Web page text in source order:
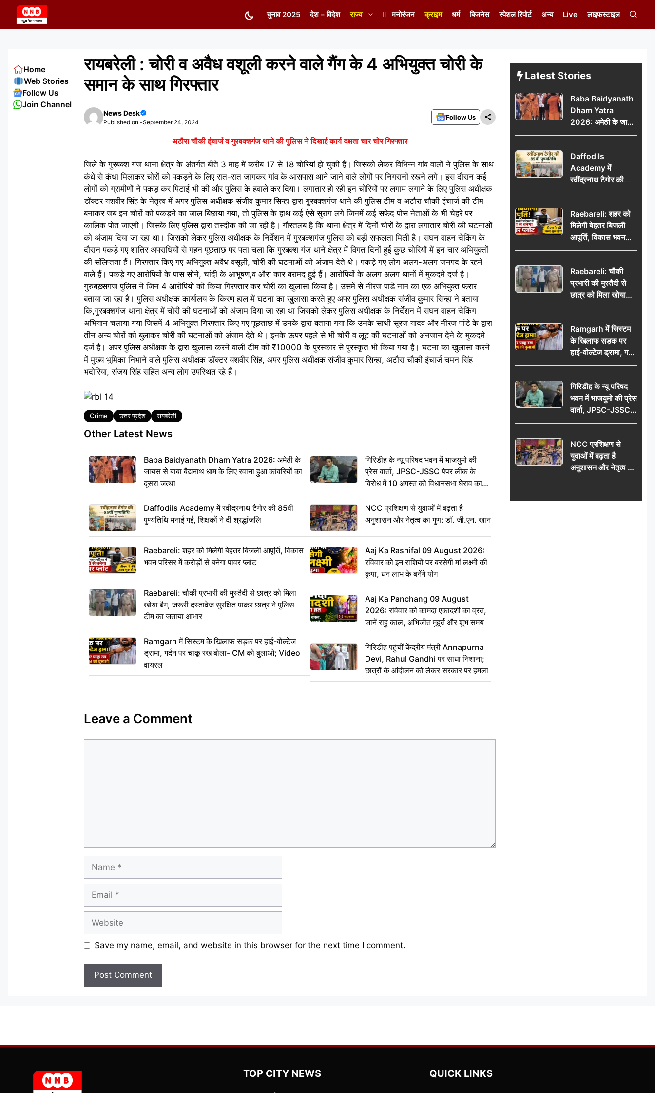
content
चुनाव 2025 देश – विदेश राज्य मनोरंजन क्राइम धर्म बिजनेस स्पेशल रिपोर्ट अन्य Live लाइफस्टाइल
रायबरेली : चोरी व अवैध वशूली करने वाले गैंग के 4 अभियुक्त चोरी के
समान के साथ गिरफ्तार
News Desk
Published on -September 24, 2024
Follow Us
अटौरा चौकी इंचार्ज व गुरबक्शगंज थाने की पुलिस ने दिखाई कार्य दक्षता चार चोर गिरफ्तार
जिले के गुरबक्श गंज थाना क्षेत्र के अंतर्गत बीते 3 माह में करीब 17 से 18 चोरियां हो चुकी हैं। जिसको लेकर विभिन्न गांव वालों ने पुलिस के साथ
कंधे से कंधा मिलाकर चोरों को पकड़ने के लिए रात-रात जागकर गांव के आसपास आने जाने वाले लोगों पर निगरानी रखने लगे। इस दौरान कई
लोगों को ग्रामीणों ने पकड़ कर पिटाई भी की और पुलिस के हवाले कर दिया। लगातार हो रही इन चोरियों पर लगाम लगाने के लिए पुलिस अधीक्षक
डॉक्टर यशवीर सिंह के नेतृत्व में अपर पुलिस अधीक्षक संजीव कुमार सिन्हा द्वारा गुरबक्शगंज थाने की पुलिस टीम व अटौरा चौकी इंचार्ज की टीम
बनाकर जब इन चोरों को पकड़ने का जाल बिछाया गया, तो पुलिस के हाथ कई ऐसे सुराग लगे जिनमें कई सफेद पोस नेताओं के भी चेहरे पर
कालिक पोत जाएगी। जिसके लिए पुलिस द्वारा तस्दीक की जा रही है। गौरतलब है कि थाना क्षेत्र में दिनों चोरों के द्वारा लगातार चोरी की घटनाओं
को अंजाम दिया जा रहा था। जिसको लेकर पुलिस अधीक्षक के निर्देशन में गुरबक्शगंज पुलिस को बड़ी सफलता मिली है। सघन वाहन चेकिंग के
दौरान पकड़े गए शातिर अपराधियों से गहन पूछताछ पर पता चला कि गुरबक्श गंज थाने क्षेत्र में विगत दिनों हुई कुछ चोरियों में इन चार अभियुक्तों
की संलिप्तता हैं। गिरफ्तार किए गए अभियुक्त अवैध वसूली, चोरी की घटनाओं को अंजाम देते थे। पकड़े गए लोग अलग-अलग जनपद के रहने
वाले हैं। पकड़े गए आरोपियों के पास सोने, चांदी के आभूषण,व औरा कार बरामद हुई हैं। आरोपियों के अलग अलग थानों में मुकदमे दर्ज है।
गुरुबख़्सगंज पुलिस ने जिन 4 आरोपियों को किया गिरफ्तार कर चोरी का खुलासा किया है। उसमें से नीरज पांडे नाम का एक अभियुक्त फरार
बताया जा रहा है। पुलिस अधीक्षक कार्यालय के किरण हाल में घटना का खुलासा करते हुए अपर पुलिस अधीक्षक संजीव कुमार सिन्हा ने बताया
कि,गुरबक्शगंज थाना क्षेत्र में चोरी की घटनाओं को अंजाम दिया जा रहा था जिसको लेकर पुलिस अधीक्षक के निर्देशन में सघन वाहन चेकिंग
अभियान चलाया गया जिसमें 4 अभियुक्त गिरफ्तार किए गए पूछताछ में उनके द्वारा बताया गया कि उनके साथी सूरज यादव और नीरज पांडे के द्वारा
तीन अन्य चोरों को बुलाकर चोरी की घटनाओं को अंजाम देते थे। इनके ऊपर पहले से भी चोरी व लूट की घटनाओं को अनजान देने के मुकदमे
दर्ज है। अपर पुलिस अधीक्षक के द्वारा खुलासा करने वाली टीम को ₹10000 के पुरस्कार से पुरस्कृत भी किया गया है। घटना का खुलासा करने
में मुख्य भूमिका निभाने वाले पुलिस अधीक्षक डॉक्टर यशवीर सिंह, अपर पुलिस अधीक्षक संजीव कुमार सिन्हा, अटौरा चौकी इंचार्ज चमन सिंह
भदोरिया, संजय सिंह सहित अन्य लोग उपस्थित रहे हैं।
Tags
Crime उत्तर प्रदेश रायबरेली
Other Latest News
Baba Baidyanath Dham Yatra 2026: अमेठी के
जायस से बाबा बैद्यनाथ धाम के लिए रवाना हुआ कांवरियों का
दूसरा जत्था
Daffodils Academy में रवींद्रनाथ टैगोर की 85वीं
पुण्यतिथि मनाई गई, शिक्षकों ने दी श्रद्धांजलि
Raebareli: शहर को मिलेगी बेहतर बिजली आपूर्ति, विकास
भवन परिसर में करोड़ों से बनेगा पावर प्लांट
Raebareli: चौकी प्रभारी की मुस्तैदी से छात्र को मिला
खोया बैग, जरूरी दस्तावेज सुरक्षित पाकर छात्र ने पुलिस
टीम का जताया आभार
Ramgarh में सिस्टम के खिलाफ सड़क पर हाई-वोल्टेज
ड्रामा, गर्दन पर चाकू रख बोला- CM को बुलाओ; Video
वायरल
गिरिडीह के न्यू परिषद भवन में भाजयुमो की
प्रेस वार्ता, JPSC-JSSC पेपर लीक के
विरोध में 10 अगस्त को विधानसभा घेराव का
ऐलान
NCC प्रशिक्षण से युवाओं में बढ़ता है
अनुशासन और नेतृत्व का गुण: डॉ. जी.एन. खान
Aaj Ka Rashifal 09 August 2026:
रविवार को इन राशियों पर बरसेगी मां लक्ष्मी की
कृपा, धन लाभ के बनेंगे योग
Aaj Ka Panchang 09 August
2026: रविवार को कामदा एकादशी का व्रत,
जानें राहु काल, अभिजीत मुहूर्त और शुभ समय
गिरिडीह पहुंचीं केंद्रीय मंत्री Annapurna
Devi, Rahul Gandhi पर साधा निशाना;
छात्रों के आंदोलन को लेकर सरकार पर हमला
Leave a Comment
Save my name, email, and website in this browser for the next time I comment.
Home
Web Stories
Follow Us
Join Channel
Latest Stories
Baba Baidyanath
Dham Yatra
2026: अमेठी के जायस
से बाबा बैद्यनाथ धाम के
का दूसरा जत्था
Daffodils
Academy में
रवींद्रनाथ टैगोर की
85वीं पुण्यतिथि मनाई
श्रद्धांजलि
Raebareli: शहर को
मिलेगी बेहतर बिजली
आपूर्ति, विकास भवन
परिसर में करोड़ों से
Raebareli: चौकी
प्रभारी की मुस्तैदी से
छात्र को मिला खोया
बैग, जरूरी दस्तावेज
पुलिस टीम का जताया
आभार
Ramgarh में सिस्टम
के खिलाफ सड़क पर
हाई-वोल्टेज ड्रामा, गर्दन
पर चाकू रख बोला- CM
वायरल
गिरिडीह के न्यू परिषद
भवन में भाजयुमो की प्रेस
वार्ता, JPSC-JSSC
पेपर लीक के विरोध में
विधानसभा घेराव का
ऐलान
NCC प्रशिक्षण से
युवाओं में बढ़ता है
अनुशासन और नेतृत्व का
गुण: डॉ. जी.एन. खान
TOP CITY NEWS QUICK LINKS